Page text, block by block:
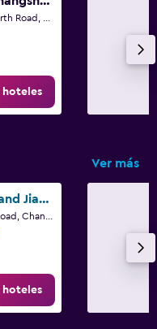
hoteles
Ver más
Worldhotel Grand Jiaxing Hunan-Yuelu Business Center - Mice & Group Travel
hoteles